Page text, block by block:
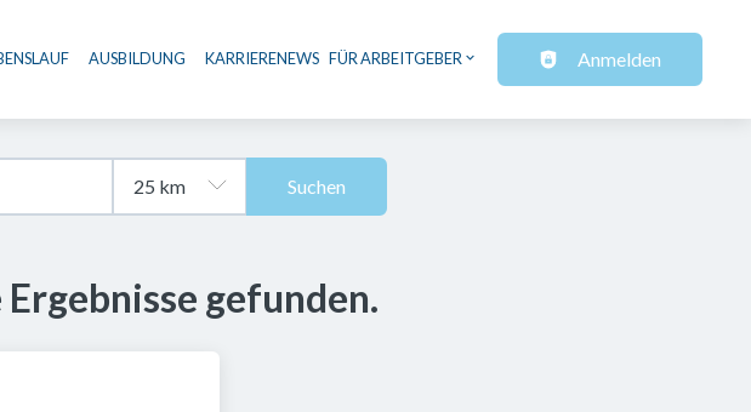
Haupt-Navigation
AUSBILDUNG KARRIERENEWS FÜR ARBEITGEBER Anmelden
Suchen
gefunden.